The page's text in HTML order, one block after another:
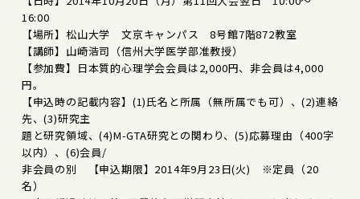
16:00
【場所】松山大学 文京キャンパス 8号館7階872教室
【講師】山崎浩司（信州大学医学部准教授）
【参加費】日本質的心理学会会員は2,000円、非会員は4,000
円。
【申込時の記載内容】(1)氏名と所属（無所属でも可）、(2)連絡
先、(3)研究主
題と研究領域、(4)M-GTA研究との関わり、(5)応募理由（400字
以内）、(6)会員/
非会員の別 【申込期限】2014年9月23日(火) ※定員（20
名）